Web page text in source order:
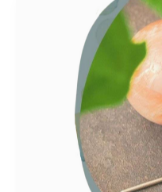
方薬と生活改善を並行
痛が楽になった」とい
が効果的です。
ホルモンバラ